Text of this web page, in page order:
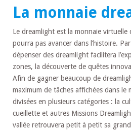
La monnaie
Le dreamlight est la monnaie virtuelle
pourra pas avancer dans l’histoire.
dépenser des dreamlight facilitera
zones, la découverte de quêtes
Afin de gagner beaucoup de
maximum de tâches affichées dans le
divisées en plusieurs catégories : la
cueillette et autres Missions
vallée retrouvera petit à petit sa